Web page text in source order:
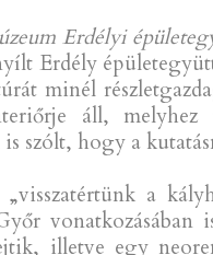
Erdélyi
Erdély
minél
áll,
szólt, hogy a
a
illetve egy